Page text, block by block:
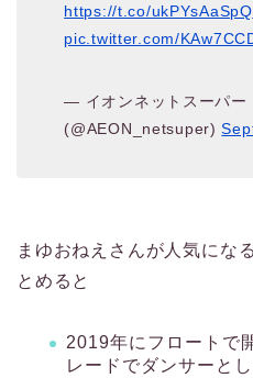
https://t.co/ukPYsAaSpQ
pic.twitter.com/
— イオンネットスーパー
(@AEON_netsuper)
まゆおねえさんが人気にな
とめると
2019年にフロートで
レードでダンサーと